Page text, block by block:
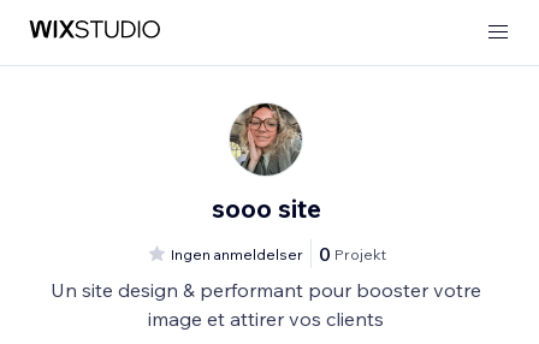
sooo site
Ingen anmeldelser 0 Projekt
Un site design & performant pour booster votre
image et attirer vos clients